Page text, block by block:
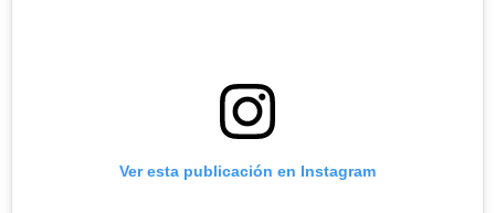
Ver esta publicación en Instagram